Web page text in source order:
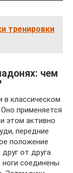
тренировки
чем
в классическом
применяется
этом активно
передние
положение
от друга
ноги соединены